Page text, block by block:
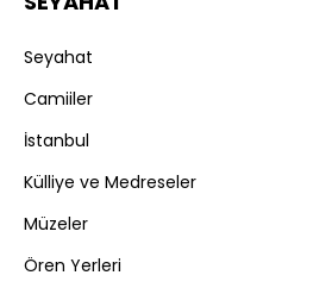
Seyahat
Camiiler
İstanbul
Külliye ve Medreseler
Müzeler
Ören Yerleri